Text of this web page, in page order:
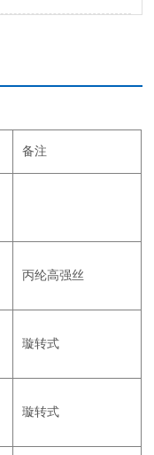
备注
丙纶高强丝
璇转式
璇转式